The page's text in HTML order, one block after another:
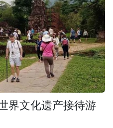
界文化遗产接待游